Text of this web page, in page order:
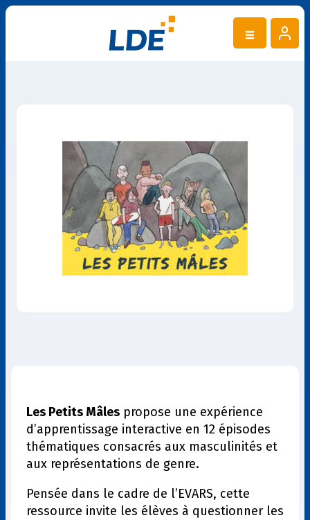
Les Petits Mâles propose une expérience
d’apprentissage interactive en 12 épisodes
thématiques consacrés aux masculinités et
aux représentations de genre.
Pensée dans le cadre de l’EVARS, cette
ressource invite les élèves à questionner les